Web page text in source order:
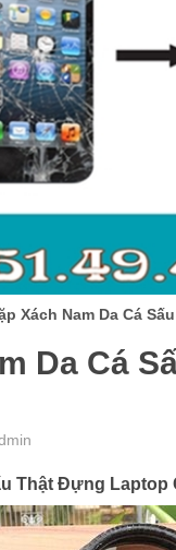
Xách Nam Da Cá
Da Cá
Thật Đựng Laptop